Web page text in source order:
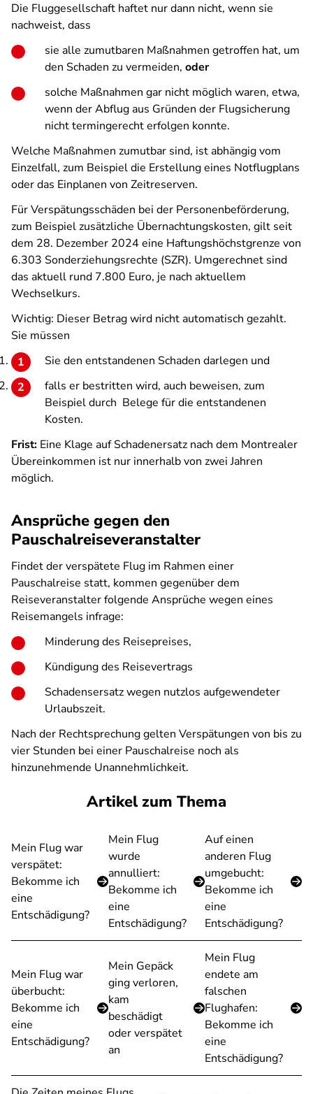
Die Fluggesellschaft haftet nur dann nicht, wenn sie
nachweist, dass
sie alle zumutbaren Maßnahmen getroffen hat, um
den Schaden zu vermeiden, oder
solche Maßnahmen gar nicht möglich waren, etwa,
wenn der Abflug aus Gründen der Flugsicherung
nicht termingerecht erfolgen konnte.
Welche Maßnahmen zumutbar sind, ist abhängig vom
Einzelfall, zum Beispiel die Erstellung eines Notflugplans
oder das Einplanen von Zeitreserven.
Für Verspätungsschäden bei der Personenbeförderung,
zum Beispiel zusätzliche Übernachtungskosten, gilt seit
dem 28. Dezember 2024 eine Haftungshöchstgrenze von
6.303 Sonderziehungsrechte (SZR). Umgerechnet sind
das aktuell rund 7.800 Euro, je nach aktuellem
Wechselkurs.
Wichtig: Dieser Betrag wird nicht automatisch gezahlt.
Sie müssen
Sie den entstandenen Schaden darlegen und
falls er bestritten wird, auch beweisen, zum
Beispiel durch Belege für die entstandenen
Kosten.
Frist: Eine Klage auf Schadenersatz nach dem Montrealer
Übereinkommen ist nur innerhalb von zwei Jahren
möglich.
Ansprüche gegen den
Pauschalreiseveranstalter
Findet der verspätete Flug im Rahmen einer
Pauschalreise statt, kommen gegenüber dem
Reiseveranstalter folgende Ansprüche wegen eines
Reisemangels infrage:
Minderung des Reisepreises,
Kündigung des Reisevertrags
Schadensersatz wegen nutzlos aufgewendeter
Urlaubszeit.
Nach der Rechtsprechung gelten Verspätungen von bis zu
vier Stunden bei einer Pauschalreise noch als
hinzunehmende Unannehmlichkeit.
Artikel zum Thema
Mein Flug war
verspätet:
Bekomme ich
eine
Entschädigung?
Mein Flug
wurde
annulliert:
Bekomme ich
eine
Entschädigung?
Auf einen
anderen Flug
umgebucht:
Bekomme ich
eine
Entschädigung?
Mein Flug war
überbucht:
Bekomme ich
eine
Entschädigung?
Mein Gepäck
ging verloren,
kam
beschädigt
oder verspätet
an
Mein Flug
endete am
falschen
Flughafen:
Bekomme ich
eine
Entschädigung?